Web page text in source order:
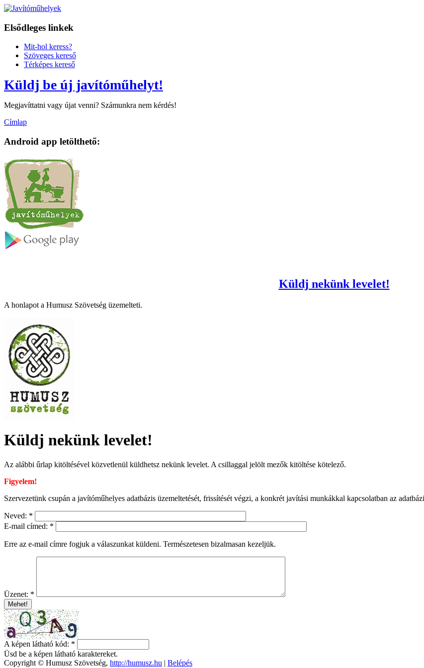
Elsődleges linkek
Mit-hol keress?
Szöveges kereső
Térképes kereső
Küldj be új javítóműhelyt!
Megjavíttatni vagy újat venni? Számunkra nem kérdés!
Címlap
Android app letölthető:
Küldj nekünk levelet!
A honlapot a Humusz Szövetség üzemelteti.
Küldj nekünk levelet!
Az alábbi űrlap kitöltésével közvetlenül küldhetsz nekünk levelet. A csillaggal jelölt mezők kitöltése kötelező.
Figyelem!
Szervezetünk csupán a javítóműhelyes adatbázis üzemeltetését, frissítését végzi, a konkrét javítási munkákkal kapcsolatban az
Neved: *
E-mail címed: *
Erre az e-mail címre fogjuk a válaszunkat küldeni. Természetesen bizalmasan kezeljük.
Üzenet: *
A képen látható kód: *
Üsd be a képen látható karaktereket.
Copyright © Humusz Szövetség, http://humusz.hu | Belépés